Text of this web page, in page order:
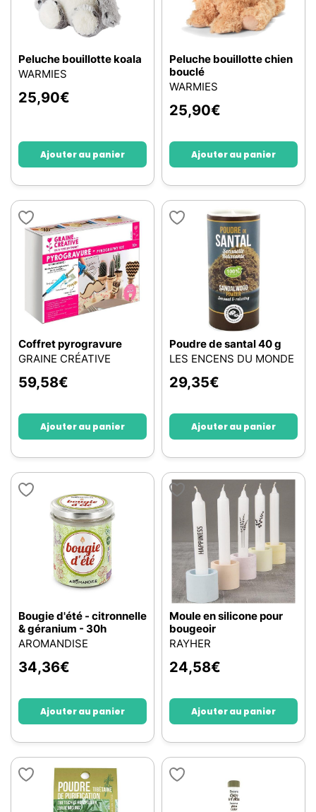
Peluche bouillotte koala
WARMIES
25,90€
Ajouter au panier
Peluche bouillotte chien
bouclé
WARMIES
25,90€
Ajouter au panier
Coffret pyrogravure
GRAINE CRÉATIVE
59,58€
Ajouter au panier
Poudre de santal 40 g
LES ENCENS DU MONDE
29,35€
Ajouter au panier
Bougie d'été - citronnelle
& géranium - 30h
AROMANDISE
34,36€
Ajouter au panier
Moule en silicone pour
bougeoir
RAYHER
24,58€
Ajouter au panier